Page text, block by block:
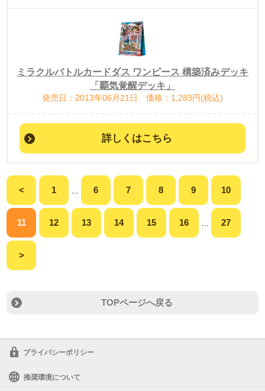
ミラクルバトルカードダス ワンピース 構築済みデッキ
「覇気覚醒デッキ」
発売日：2013年06月21日 価格：1,283円(税込)
詳しくはこちら
< 1 ... 6 7 8 9 10
11 12 13 14 15 16 ... 27
>
TOPページへ戻る
プライバシーポリシー
推奨環境について